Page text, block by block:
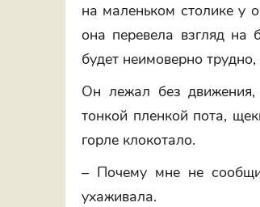
на маленьком столике у
она перевела взгляд на
будет неимоверно
Он лежал без
тонкой пленкой пота,
горле клокотало.
– Почему мне не
ухаживала.